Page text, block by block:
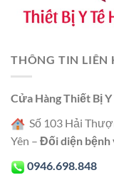
THÔNG TIN LIÊN
Cửa Hàng Thiết Bị
Số 103 Hải
Yên – Đối diện bệnh
0946.698.848